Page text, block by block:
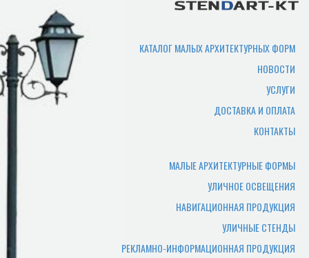
Срок производства продукции зависит
от нужного количества изделий,
сложности изготовления,
загруженности производства. В
среднем составляет 7-10 рабочих дней.
Где можно самому забрать
производства, или по адресу офиса.
Какие документы нужны
чтобы забрать заказ
КАТАЛОГ МАЛЫХ АРХИТЕКТУРНЫХ ФОРМ
НОВОСТИ
УСЛУГИ
ДОСТАВКА И ОПЛАТА
КОНТАКТЫ
МАЛЫЕ АРХИТЕКТУРНЫЕ ФОРМЫ
УЛИЧНОЕ ОСВЕЩЕНИЯ
НАВИГАЦИОННАЯ ПРОДУКЦИЯ
УЛИЧНЫЕ СТЕНДЫ
РЕКЛАМНО-ИНФОРМАЦИОННАЯ ПРОДУКЦИЯ